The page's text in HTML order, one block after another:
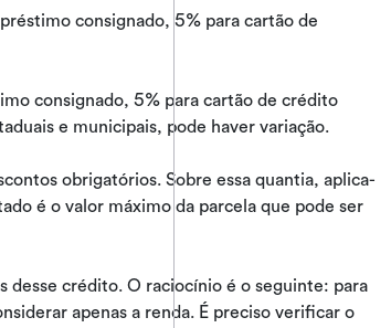
consignado, 5% para cartão de
consignado, 5% para cartão de crédito
e municipais, pode haver variação.
obrigatórios. Sobre essa quantia, aplica-
é o valor máximo da parcela que pode ser
desse crédito. O raciocínio é o seguinte: para
apenas a renda. É preciso verificar o